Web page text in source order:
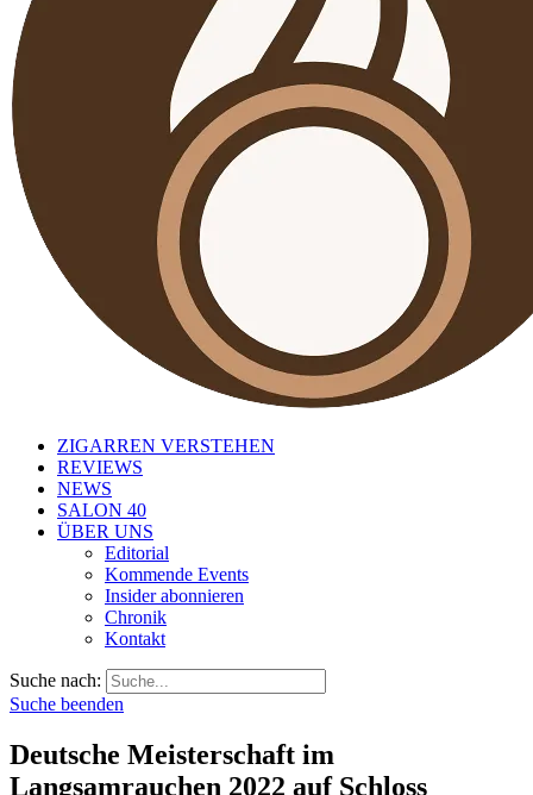
ZIGARREN VERSTEHEN
REVIEWS
NEWS
SALON 40
ÜBER UNS
Editorial
Kommende Events
Insider abonnieren
Chronik
Kontakt
Suche nach:
Suche beenden
Deutsche Meisterschaft im
Langsamrauchen 2022 auf Schloss